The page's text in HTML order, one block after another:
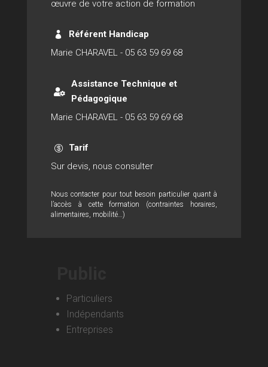
Particuliers
Indépendants
Entreprises
œuvre de votre action de formation

Référent Handicap
Marie CHARAVEL - 05 63 59 69 68

Assistance Technique et
Pédagogique
Marie CHARAVEL - 05 63 59 69 68

Tarif
Sur devis, nous consulter
Nous contacter pour tout besoin particulier quant à
l’accès à cette formation (contraintes horaires,
alimentaires, mobilité…)